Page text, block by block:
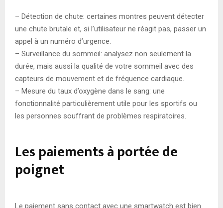
– Détection de chute: certaines montres peuvent détecter
une chute brutale et, si l’utilisateur ne réagit pas, passer un
appel à un numéro d’urgence.
– Surveillance du sommeil: analysez non seulement la
durée, mais aussi la qualité de votre sommeil avec des
capteurs de mouvement et de fréquence cardiaque.
– Mesure du taux d’oxygène dans le sang: une
fonctionnalité particulièrement utile pour les sportifs ou
les personnes souffrant de problèmes respiratoires.
Les paiements à portée de
poignet
Le paiement sans contact avec une smartwatch est bien